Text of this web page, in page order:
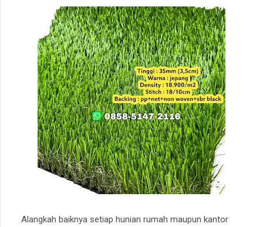
Alangkah baiknya setiap hunian rumah maupun kantor